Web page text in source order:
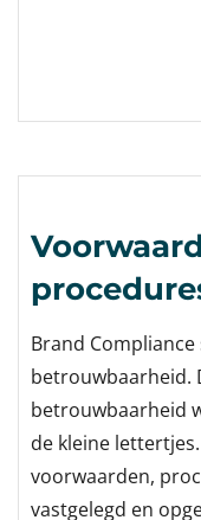
Brand
betrouwbaarheid.
betrouwbaarheid
de kleine
voorwaarden,
vastgelegd en